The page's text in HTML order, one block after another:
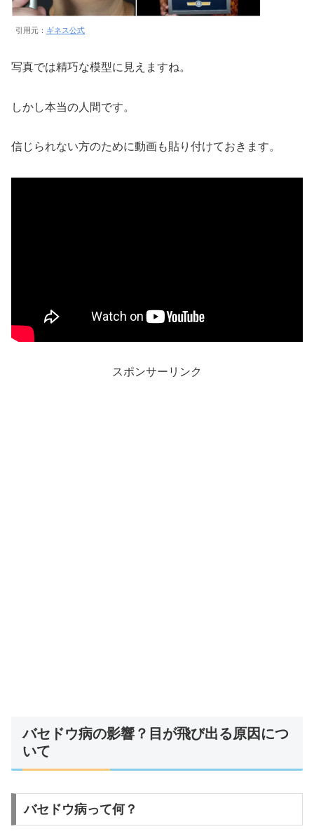
引用元： ギネス公式
写真では精巧な模型に見えますね。
しかし本当の人間です。
信じられない方のために動画も貼り付けておきます。
スポンサーリンク
バセドウ病の影響？目が飛び出る原因につ
いて
バセドウ病って何？